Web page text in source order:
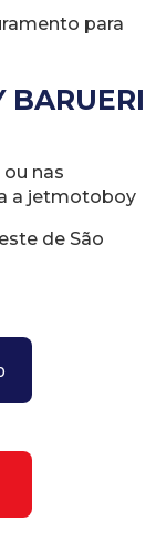
para
BARUERI
nas
a jetmotoboy
de São